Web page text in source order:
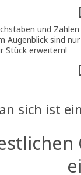
und
Augenblick sind
Stück erweitern!
sich ist